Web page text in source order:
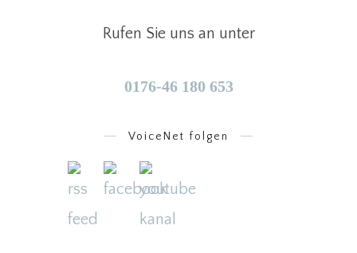
Rufen Sie uns an unter
0176-46 180 653
VoiceNet folgen